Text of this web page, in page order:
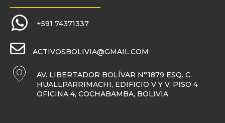
+591 74371337
ACTIVOSBOLIVIA@GMAIL.COM
AV. LIBERTADOR BOLÍVAR N°1879 ESQ. C.
HUALLPARRIMACHI, EDIFICIO V Y V, PISO 4
OFICINA 4, COCHABAMBA, BOLIVIA